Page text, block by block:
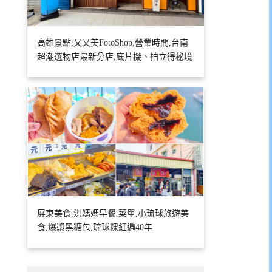
高雄景點,又又美FotoShop,營業時間,台南
超潮選物店最新分店,底片機、拍立得秘境
屏東美食,洪媽媽早餐,菜單,小琉球旅遊美
食,爆漿黑糖包,琉球粿紅遍40年